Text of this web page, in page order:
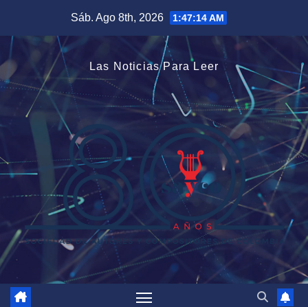
contenido
Sáb. Ago 8th, 2026 1:47:15 AM
Las Noticias Para Leer